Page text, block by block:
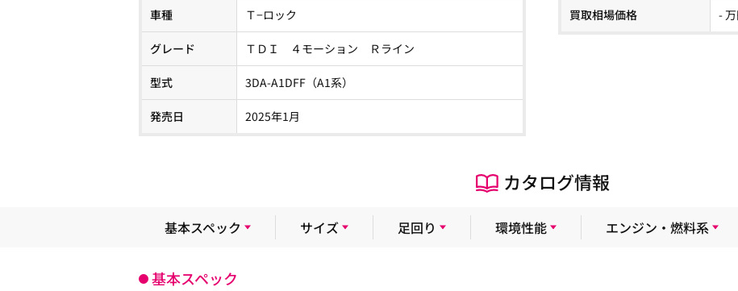
車種 Ｔ−ロック
グレード ＴＤＩ ４モーション Ｒライン
型式 3DA-A1DFF（A1系）
発売日 2025年1月
買取相場価格 -
カタログ情報
基本スペック サイズ 足回り 環境性能 エンジン・燃料系
基本スペック